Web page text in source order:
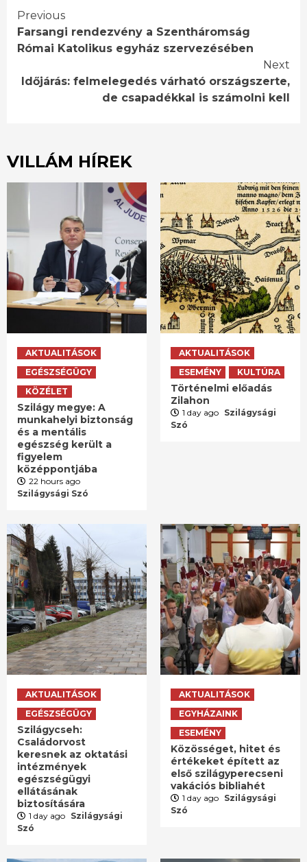
Continue
Reading
Previous
Farsangi rendezvény a Szentháromság
Római Katolikus egyház szervezésében
Next
Időjárás: felmelegedés várható országszerte,
de csapadékkal is számolni kell
VILLÁM HÍREK
AKTUALITÁSOK
EGÉSZSÉGÜGY
KÖZÉLET
Szilágy megye: A
munkahelyi biztonság
és a mentális
egészség került a
figyelem
középpontjába
22 hours ago
Szilágysági Szó
AKTUALITÁSOK
ESEMÉNY
KULTÚRA
Történelmi előadás
Zilahon
1 day ago Szilágysági
Szó
AKTUALITÁSOK
EGÉSZSÉGÜGY
Szilágycseh:
Családorvost
keresnek az oktatási
intézmények
egészségügyi
ellátásának
biztosítására
1 day ago Szilágysági
Szó
AKTUALITÁSOK
EGYHÁZAINK
ESEMÉNY
Közösséget, hitet és
értékeket épített az
első szilágyperecseni
vakációs bibliahét
1 day ago Szilágysági
Szó